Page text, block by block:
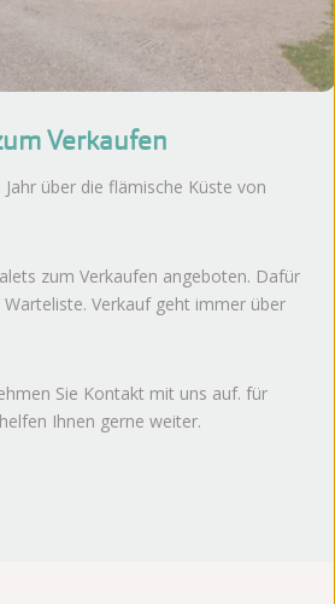
Verkaufen
über die flämische Küste von
zum Verkaufen angeboten. Dafür
Verkauf geht immer über
Sie Kontakt mit uns auf. für
Ihnen gerne weiter.